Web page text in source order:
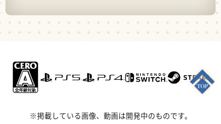
※掲載している画像、動画は開発中のものです。